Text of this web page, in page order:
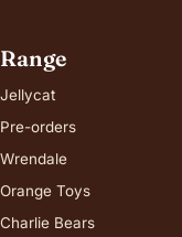
Range
Jellycat
Pre-orders
Wrendale
Orange Toys
Charlie Bears